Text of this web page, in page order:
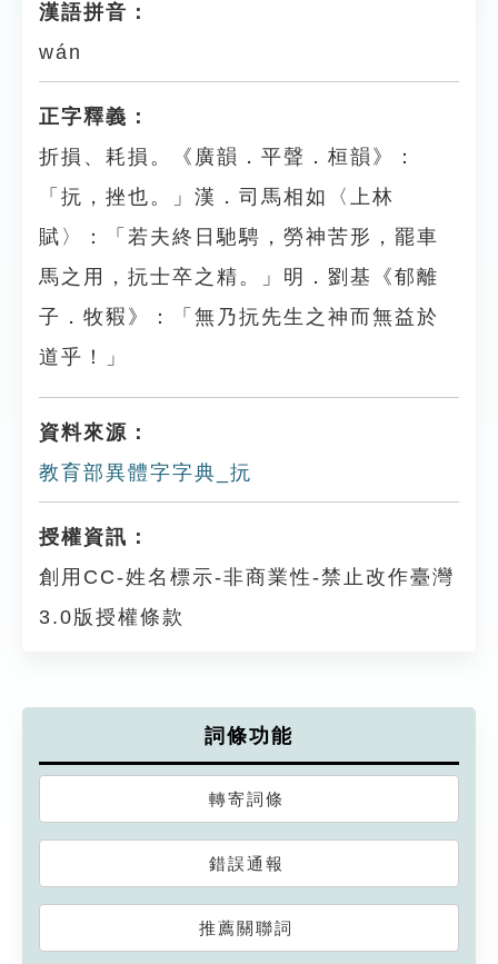
漢語拼音：
wán
正字釋義：
折損、耗損。《廣韻．平聲．桓韻》：
「抏，挫也。」漢．司馬相如〈上林
賦〉：「若夫終日馳騁，勞神苦形，罷車
馬之用，抏士卒之精。」明．劉基《郁離
子．牧豭》：「無乃抏先生之神而無益於
道乎！」
資料來源：
教育部異體字字典_抏
授權資訊：
創用CC-姓名標示-非商業性-禁止改作臺灣
3.0版授權條款
詞條功能
轉寄詞條
錯誤通報
推薦關聯詞